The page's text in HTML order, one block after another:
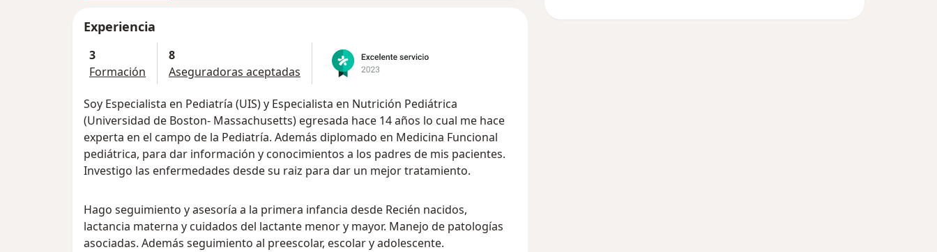
Experiencia
3
Formación
8
Aseguradoras aceptadas
Soy Especialista en Pediatría (UIS) y Especialista en Nutrición Pediátrica
(Universidad de Boston- Massachusetts) egresada hace 14 años lo cual me hace
experta en el campo de la Pediatría. Además diplomado en Medicina Funcional
pediátrica, para dar información y conocimientos a los padres de mis pacientes.
Investigo las enfermedades desde su raiz para dar un mejor tratamiento.
Hago seguimiento y asesoría a la primera infancia desde Recién nacidos,
lactancia materna y cuidados del lactante menor y mayor. Manejo de patologías
asociadas. Además seguimiento al preescolar, escolar y adolescente.